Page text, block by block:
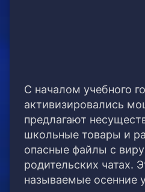
С началом учебного
активизировались
предлагают
школьные товары и
опасные файлы с
родительских чатах.
называемые осенние